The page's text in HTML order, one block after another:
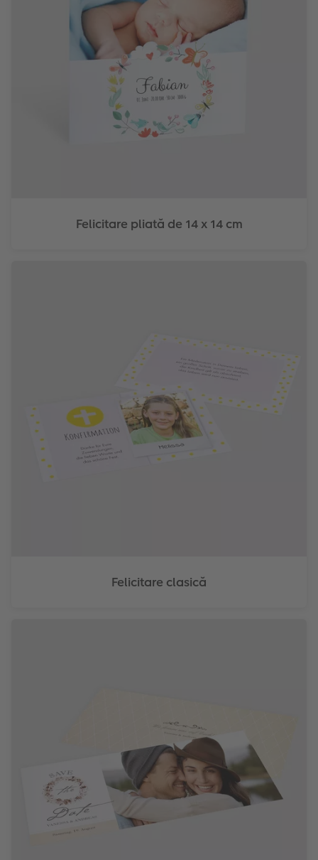
Felicitare pliată de 14 x 14 cm
Felicitare clasică